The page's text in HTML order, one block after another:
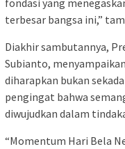
fondasi yang
terbesar bangsa ini,”
Diakhir sambutannya,
Subianto,
diharapkan bukan
pengingat bahwa
diwujudkan dalam
“Momentum Hari Bela